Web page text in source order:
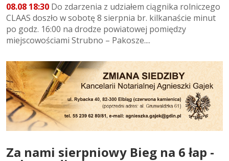
08.08 18:30 Do zdarzenia z udziałem ciągnika rolniczego
CLAAS doszło w sobotę 8 sierpnia br. kilkanaście minut
po godz. 16:00 na drodze powiatowej pomiędzy
miejscowościami Strubno – Pakosze....
Za nami sierpniowy Bieg na 6 łap -